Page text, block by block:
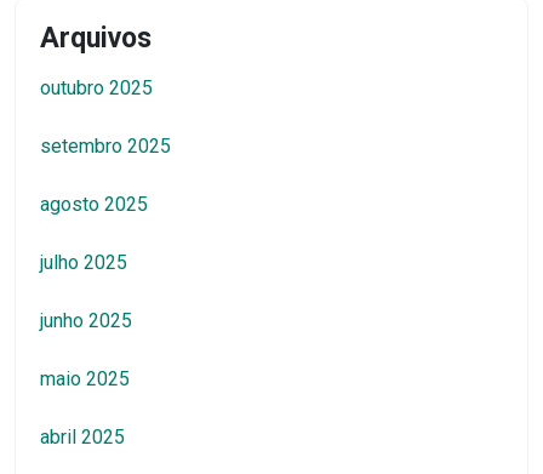
Arquivos
outubro 2025
setembro 2025
agosto 2025
julho 2025
junho 2025
maio 2025
abril 2025